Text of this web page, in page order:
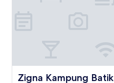
Zigna Kampung Batik
Zigna Kampung Batik